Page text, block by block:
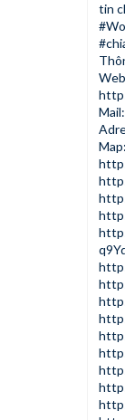
tin
Mail:
Map: